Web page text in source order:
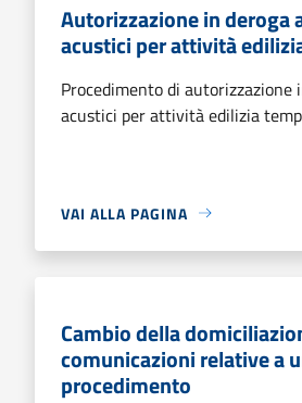
Autorizzazione in deroga
acustici per attività
Procedimento di autorizzazione
acustici per attività edilizia
VAI ALLA PAGINA
Cambio della
comunicazioni relative a
procedimento